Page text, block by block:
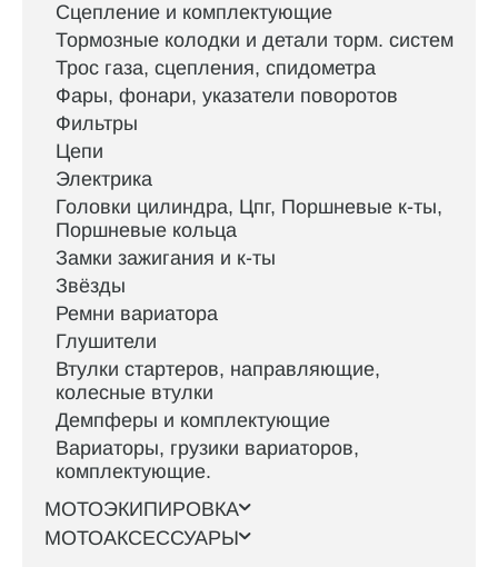
Сцепление и комплектующие
Тормозные колодки и детали торм. систем
Трос газа, сцепления, спидометра
Фары, фонари, указатели поворотов
Фильтры
Цепи
Электрика
Головки цилиндра, Цпг, Поршневые к-ты,
Поршневые кольца
Замки зажигания и к-ты
Звёзды
Ремни вариатора
Глушители
Втулки стартеров, направляющие,
колесные втулки
Демпферы и комплектующие
Вариаторы, грузики вариаторов,
комплектующие.
МОТОЭКИПИРОВКА
МОТОАКСЕССУАРЫ